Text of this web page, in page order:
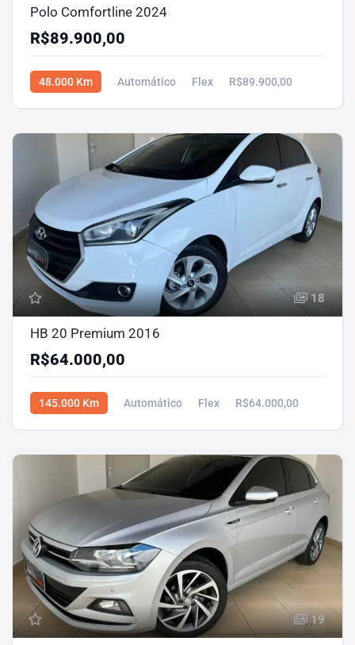
Polo Comfortline 2024
R$89.900,00
48.000 Km Automático Flex R$89.900,00
18
HB 20 Premium 2016
R$64.000,00
145.000 Km Automático Flex R$64.000,00
19